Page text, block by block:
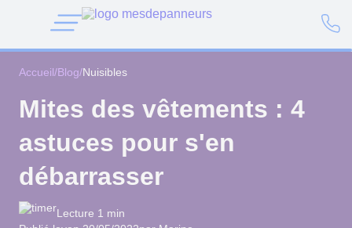
Accueil/Blog/Nuisibles
Mites des vêtements : 4
astuces pour s'en
débarrasser
Lecture 1 min